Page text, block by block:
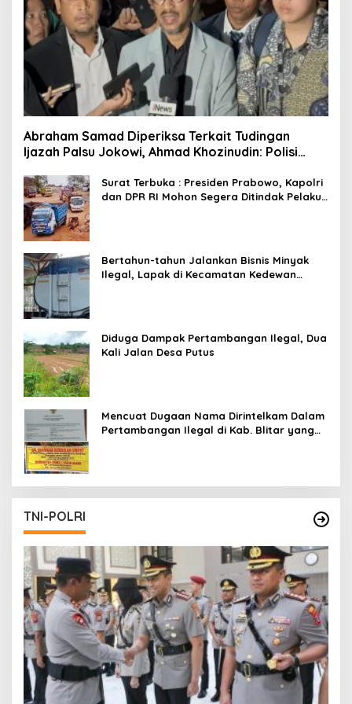
Abraham Samad Diperiksa Terkait Tudingan
Ijazah Palsu Jokowi, Ahmad Khozinudin: Polisi
Surat Terbuka : Presiden Prabowo, Kapolri
dan DPR RI Mohon Segera Ditindak Pelaku
Bertahun-tahun Jalankan Bisnis Minyak
Ilegal, Lapak di Kecamatan Kedewan
Diduga Dampak Pertambangan Ilegal, Dua
Kali Jalan Desa Putus
Mencuat Dugaan Nama Dirintelkam Dalam
Pertambangan Ilegal di Kab. Blitar yang
TNI-POLRI